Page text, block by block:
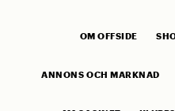
OM OFFSIDE
ANNONS OCH MARKNAD